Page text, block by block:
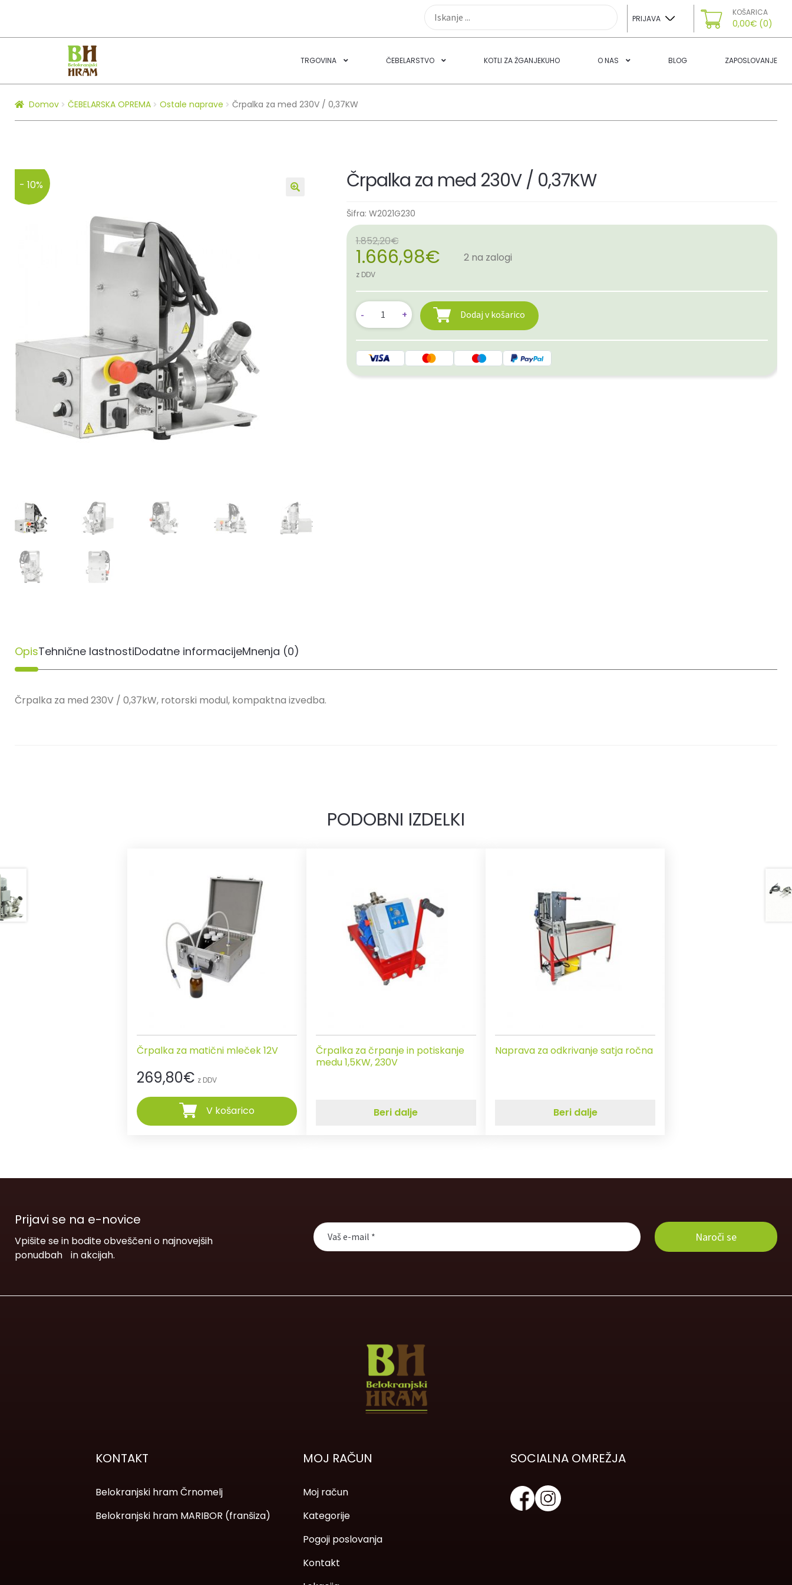
navigation
content
PRIJAVA
KOŠARICA
0,00€ (0)
TRGOVINA ČEBELARSTVO KOTLI ZA ŽGANJEKUHO O NAS BLOG ZAPOSLOVANJE
Domov ČEBELARSKA OPREMA Ostale naprave Črpalka za med 230V / 0,37KW
- 10%
Črpalka za med 230V / 0,37KW
Šifra: W2021G230
1.852,20€
1.666,98€
z DDV
2 na zalogi
Dodaj v košarico
OpisTehnične lastnostiDodatne informacijeMnenja (0)
Črpalka za med 230V / 0,37kW, rotorski modul, kompaktna izvedba.
PODOBNI IZDELKI
Črpalka za matični mleček 12V
269,80€ z DDV
V košarico
Črpalka za črpanje in potiskanje
medu 1,5KW, 230V
Beri dalje
Naprava za odkrivanje satja ročna
Beri dalje
Prijavi se na e-novice
Vpišite se in bodite obveščeni o najnovejših
ponudbah in akcijah.
KONTAKT
Belokranjski hram Črnomelj
Belokranjski hram MARIBOR (franšiza)
MOJ RAČUN
Moj račun
Kategorije
Pogoji poslovanja
Kontakt
SOCIALNA OMREŽJA